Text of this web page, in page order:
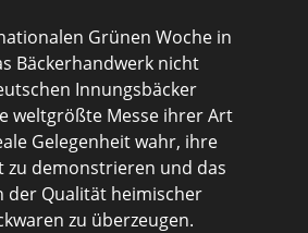
Grünen Woche in
Bäckerhandwerk nicht
Innungsbäcker
weltgrößte Messe ihrer Art
Gelegenheit wahr, ihre
zu demonstrieren und das
der Qualität heimischer
zu überzeugen.